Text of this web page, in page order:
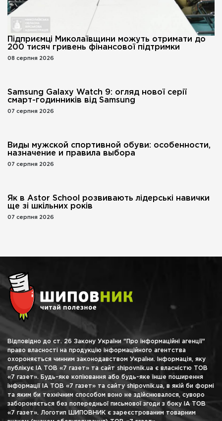
Підприємці Миколаївщини можуть отримати до
200 тисяч гривень фінансової підтримки
08 серпня 2026
Samsung Galaxy Watch 9: огляд нової серії
смарт-годинників від Samsung
07 серпня 2026
Виды мужской спортивной обуви: особенности,
назначение и правила выбора
07 серпня 2026
Як в Astor School розвивають лідерські навички
ще зі шкільних років
07 серпня 2026
Відповідно до ст. 26 Закону України "Про інформаційні агенції"
право власності на продукцію інформаційного агентства
охороняється чинним законодавством України. Інформація, яку
публікує ІА ТОВ «7 газет» та сайт shipovnik.ua є власністю ТОВ
«7 газет». Будь-яке копіювання або будь-яке інше поширення
інформації ІА ТОВ «7 газет» та сайту shipovnik.ua, в якій би формі
та яким би технічним способом воно не здійснювалося, суворо
забороняється без попередньої письмової згоди з боку ІА ТОВ
«7 газет». Логотип ШИПОВНИК є зареєстрованим товарним